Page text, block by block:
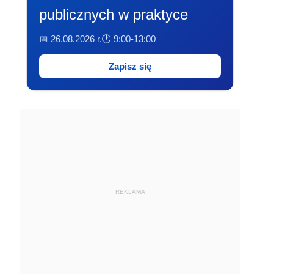
publicznych w praktyce
📅 26.08.2026 r.🕐 9:00-13:00
Zapisz się
REKLAMA